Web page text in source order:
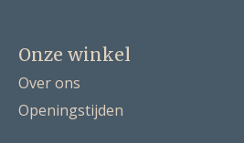
Onze winkel
Over ons
Openingstijden